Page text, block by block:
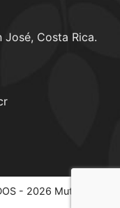
Costa Rica.
- 2026 Mutualidad